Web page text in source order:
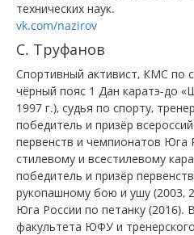
технических наук.
vk.com/nazirov
С. Труфанов
Спортивный активист, КМС по
чёрный пояс 1 Дан каратэ-до
1997 г.), судья по спорту,
победитель и призёр
первенств и чемпионатов Юга
стилевому и всестилевому
победитель и призёр
рукопашному бою и ушу (2003,
Юга России по петанку (2016).
факультета ЮФУ и